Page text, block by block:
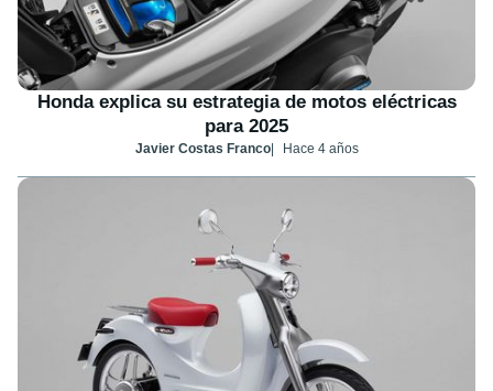
Honda explica su estrategia de motos eléctricas
para 2025
Javier Costas Franco Hace 4 años